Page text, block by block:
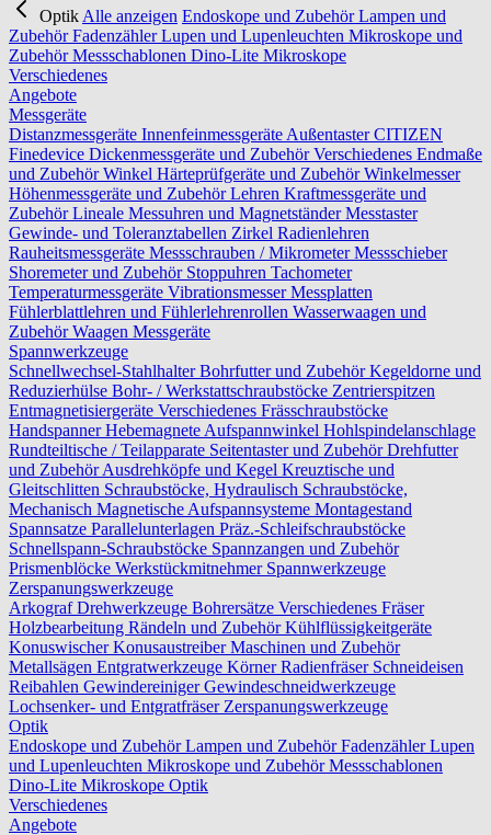
Optik Alle anzeigen Endoskope und ZubehörLampen und
ZubehörFadenzählerLupen und Lupenleuchten Mikroskope und
ZubehörMessschablonen Dino-Lite Mikroskope
Verschiedenes
Angebote
Messgeräte
Distanzmessgeräte Innenfeinmessgeräte AußentasterCITIZEN
Finedevice Dickenmessgeräte und ZubehörVerschiedenes Endmaße
und ZubehörWinkel Härteprüfgeräte und ZubehörWinkelmesser
Höhenmessgeräte und ZubehörLehren Kraftmessgeräte und
ZubehörLineale Messuhren und MagnetständerMesstaster
Gewinde- und Toleranztabellen Zirkel Radienlehren
Rauheitsmessgeräte Messschrauben / MikrometerMessschieber
Shoremeter und Zubehör Stoppuhren Tachometer
Temperaturmessgeräte VibrationsmesserMessplatten
Fühlerblattlehren und Fühlerlehrenrollen Wasserwaagen und
ZubehörWaagen Messgeräte
Spannwerkzeuge
Schnellwechsel-StahlhalterBohrfutter und ZubehörKegeldorne und
Reduzierhülse Bohr- / Werkstattschraubstöcke Zentrierspitzen
Entmagnetisiergeräte Verschiedenes Frässchraubstöcke
HandspannerHebemagnete Aufspannwinkel Hohlspindelanschlage
Rundteiltische / Teilapparate Seitentaster und ZubehörDrehfutter
und ZubehörAusdrehköpfe und Kegel Kreuztische und
Gleitschlitten Schraubstöcke, Hydraulisch Schraubstöcke,
Mechanisch Magnetische Aufspannsysteme Montagestand
Spannsatze Parallelunterlagen Präz.-Schleifschraubstöcke
Schnellspann-Schraubstöcke Spannzangen und Zubehör
Prismenblöcke Werkstückmitnehmer Spannwerkzeuge
Zerspanungswerkzeuge
ArkografDrehwerkzeuge Bohrersätze Verschiedenes Fräser
Holzbearbeitung Rändeln und ZubehörKühlflüssigkeitgeräte
KonuswischerKonusaustreiberMaschinen und Zubehör
Metallsägen Entgratwerkzeuge KörnerRadienfräser Schneideisen
Reibahlen GewindereinigerGewindeschneidwerkzeuge
Lochsenker- und Entgratfräser Zerspanungswerkzeuge
Optik
Endoskope und ZubehörLampen und ZubehörFadenzählerLupen
und Lupenleuchten Mikroskope und ZubehörMessschablonen
Dino-Lite Mikroskope Optik
Verschiedenes
Angebote